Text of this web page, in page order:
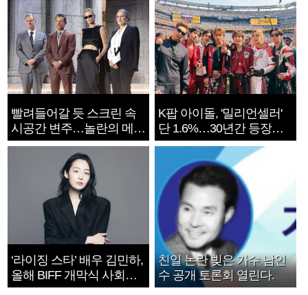
빨려들어갈 듯 스크린 속
시공간 변주…놀란의 메시
지는 ‘전쟁 속죄’
K팝 아이돌, '밀리언셀러'
단 1.6%…30년간 등장
1182개팀 전수조사
‘라이징 스타’ 배우 김민하,
올해 BIFF 개막식 사회자
확정
친일 논란 빚은 가수 남인
수 공개 토론회 열린다.